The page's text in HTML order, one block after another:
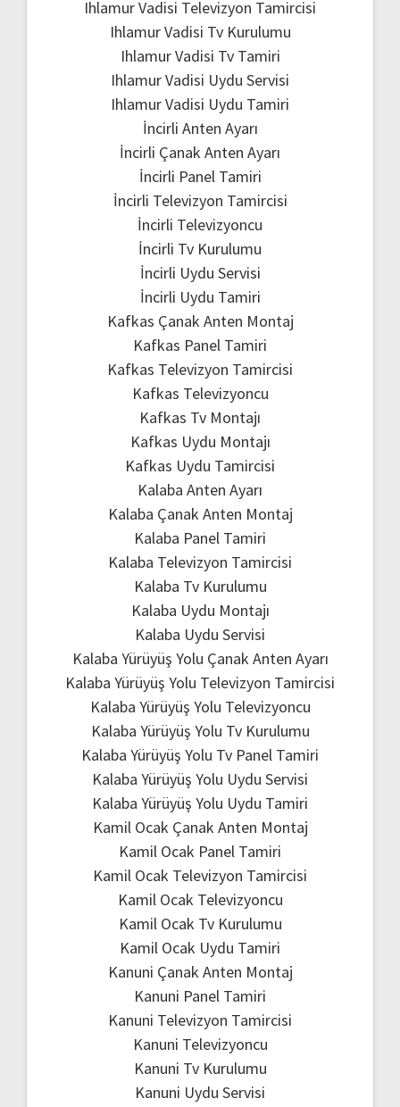
Ihlamur Vadisi Televizyon Tamircisi
Ihlamur Vadisi Tv Kurulumu
Ihlamur Vadisi Tv Tamiri
Ihlamur Vadisi Uydu Servisi
Ihlamur Vadisi Uydu Tamiri
İncirli Anten Ayarı
İncirli Çanak Anten Ayarı
İncirli Panel Tamiri
İncirli Televizyon Tamircisi
İncirli Televizyoncu
İncirli Tv Kurulumu
İncirli Uydu Servisi
İncirli Uydu Tamiri
Kafkas Çanak Anten Montaj
Kafkas Panel Tamiri
Kafkas Televizyon Tamircisi
Kafkas Televizyoncu
Kafkas Tv Montajı
Kafkas Uydu Montajı
Kafkas Uydu Tamircisi
Kalaba Anten Ayarı
Kalaba Çanak Anten Montaj
Kalaba Panel Tamiri
Kalaba Televizyon Tamircisi
Kalaba Tv Kurulumu
Kalaba Uydu Montajı
Kalaba Uydu Servisi
Kalaba Yürüyüş Yolu Çanak Anten Ayarı
Kalaba Yürüyüş Yolu Televizyon Tamircisi
Kalaba Yürüyüş Yolu Televizyoncu
Kalaba Yürüyüş Yolu Tv Kurulumu
Kalaba Yürüyüş Yolu Tv Panel Tamiri
Kalaba Yürüyüş Yolu Uydu Servisi
Kalaba Yürüyüş Yolu Uydu Tamiri
Kamil Ocak Çanak Anten Montaj
Kamil Ocak Panel Tamiri
Kamil Ocak Televizyon Tamircisi
Kamil Ocak Televizyoncu
Kamil Ocak Tv Kurulumu
Kamil Ocak Uydu Tamiri
Kanuni Çanak Anten Montaj
Kanuni Panel Tamiri
Kanuni Televizyon Tamircisi
Kanuni Televizyoncu
Kanuni Tv Kurulumu
Kanuni Uydu Servisi